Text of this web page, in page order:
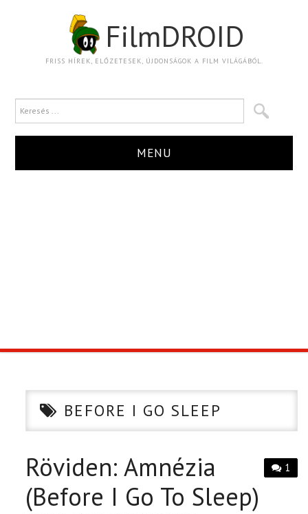
FilmDROID
FRISS HÍREK, ELŐZETESEK, ÚJDONSÁGOK A FILM VILÁGÁBÓL.
MENU
CIKK
PÓLÓ RENDELÉS
BEFORE I GO SLEEP
1
Röviden: Amnézia
(Before I Go To Sleep)